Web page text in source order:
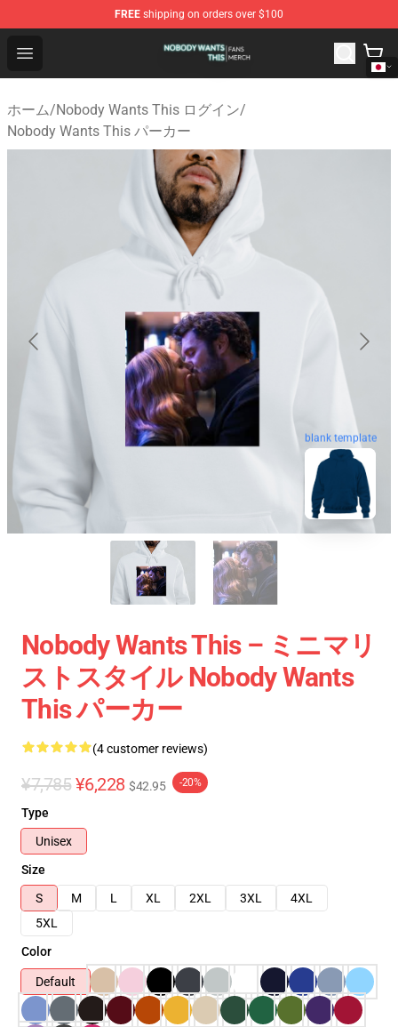
FREE shipping on orders over $100
Open menu
Nobody Wants This Shop - Official Nobody Wants This
ホーム/Nobody Wants This ログイン/
Nobody Wants This パーカー
blank template
Nobody Wants This – ミニマリ
ストスタイル Nobody Wants
This パーカー
(4 customer reviews)
¥7,785 ¥6,228 $42.95 -20%
Type
Unisex
Size
S
M L XL 2XL 3XL
4XL
5XL
Color
Default